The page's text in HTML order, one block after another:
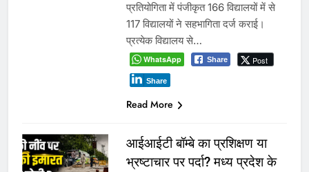
प्रतियोगिता में पंजीकृत 166 विद्यालयों में से
117 विद्यालयों ने सहभागिता दर्ज कराई।
प्रत्येक विद्यालय से…
WhatsApp Share Post
Share
Read More
आईआईटी बॉम्बे का प्रशिक्षण या
भ्रष्टाचार पर पर्दा? मध्य प्रदेश के